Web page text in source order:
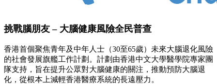
挑戰腦朋友 – 大腦健康風險全民普查
香港首個聚焦青年及中年人士（30至65歲）未來大腦退化風險
的社會發展旗艦工作計劃。計劃由香港中文大學醫學院專家團
隊支持，旨在提升公眾對大腦健康的關注，推動預防大腦退
化，從根本上減輕香港醫療系統的長遠壓力。